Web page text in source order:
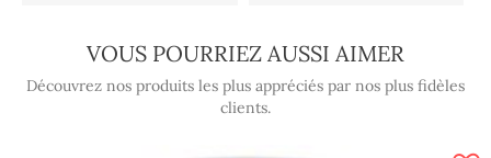
VOUS POURRIEZ AUSSI AIMER
Découvrez nos produits les plus appréciés par nos plus fidèles
clients.